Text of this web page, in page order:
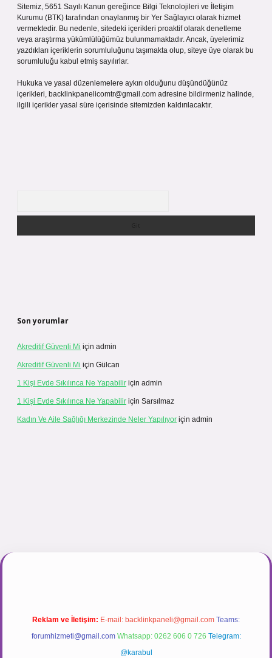
Sitemiz, 5651 Sayılı Kanun gereğince Bilgi Teknolojileri ve İletişim
Kurumu (BTK) tarafından onaylanmış bir Yer Sağlayıcı olarak hizmet
vermektedir. Bu nedenle, sitedeki içerikleri proaktif olarak denetleme
veya araştırma yükümlülüğümüz bulunmamaktadır. Ancak, üyelerimiz
yazdıkları içeriklerin sorumluluğunu taşımakta olup, siteye üye olarak bu
sorumluluğu kabul etmiş sayılırlar.
Hukuka ve yasal düzenlemelere aykırı olduğunu düşündüğünüz
içerikleri, backlinkpanelicomtr@gmail.com adresine bildirmeniz halinde,
ilgili içerikler yasal süre içerisinde sitemizden kaldırılacaktır.
Son yorumlar
Akreditif Güvenli Mi için admin
Akreditif Güvenli Mi için Gülcan
1 Kişi Evde Sıkılınca Ne Yapabilir için admin
1 Kişi Evde Sıkılınca Ne Yapabilir için Sarsılmaz
Kadın Ve Aile Sağlığı Merkezinde Neler Yapılıyor için admin
Reklam ve İletişim: E-mail: backlinkpaneli@gmail.com Teams:
forumhizmeti@gmail.com Whatsapp: 0262 606 0 726 Telegram:
@karabul